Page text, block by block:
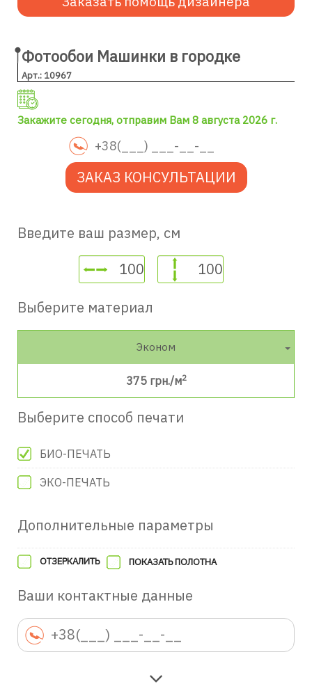
Фотообои Машинки в городке
Арт.: 10967
Закажите сегодня, отправим Вам 8 августа 2026 г.
ЗАКАЗ КОНСУЛЬТАЦИИ
Введите ваш размер, см
Выберите материал
Эконом
375 грн./м2
Выберите способ печати
БИО-ПЕЧАТЬ
ЭКО-ПЕЧАТЬ
Дополнительные параметры
ОТЗЕРКАЛИТЬ ПОКАЗАТЬ ПОЛОТНА
Ваши контактные данные